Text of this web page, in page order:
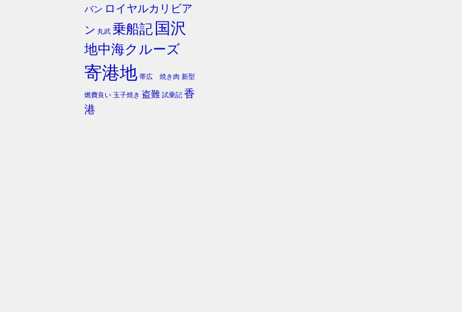
バン ロイヤルカリビア
ン 丸武 乗船記 国沢
地中海クルーズ
寄港地 帯広 焼き肉 新型
燃費良い 玉子焼き 盗難 試乗記 香
港